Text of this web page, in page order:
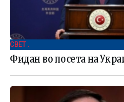
СВЕТ .
Фидан во посета на